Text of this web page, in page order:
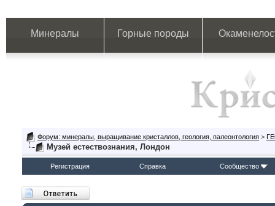
Минералы Горные породы
Форум: минералы, выращивание кристаллов, геология, палеонтология >
Музей естествознания, Лондон
Регистрация Справка Сообщество